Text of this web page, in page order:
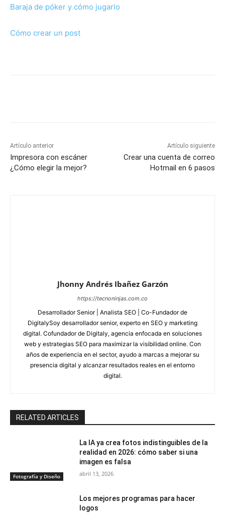
Baraja de póker y cómo jugarlo
Cómo crear un post
Artículo anterior
Impresora con escáner
¿Cómo elegir la mejor?
Artículo siguiente
Crear una cuenta de correo
Hotmail en 6 pasos
Jhonny Andrés Ibañez Garzón
https://tecnoninjas.com.co
Desarrollador Senior | Analista SEO | Co-Fundador de
DigitalySoy desarrollador senior, experto en SEO y marketing
digital. Cofundador de Digitaly, agencia enfocada en soluciones
web y estrategias SEO para maximizar la visibilidad online. Con
años de experiencia en el sector, ayudo a marcas a mejorar su
presencia digital y alcanzar resultados reales en el entorno
digital.
RELATED ARTICLES
Fotografía y Diseño
La IA ya crea fotos indistinguibles de la
realidad en 2026: cómo saber si una
imagen es falsa
abril 13, 2026
Los mejores programas para hacer
logos